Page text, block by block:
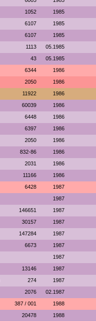
1052 1985
6107 1985
6107 1985
1113 05.1985
43 05.1985
6344 1986
2050 1986
11922 1986
60039 1986
6448 1986
6397 1986
2050 1986
832-86 1986
2031 1986
11166 1986
6428 1987
1987
146651 1987
30157 1987
147284 1987
6673 1987
1987
13146 1987
274 1987
2076 02.1987
387 / 001 1988
20478 1988